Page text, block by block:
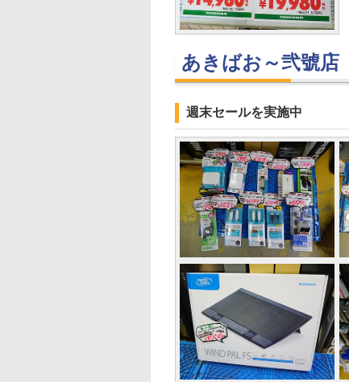
あきばお～弐號店
週末セールを実施中